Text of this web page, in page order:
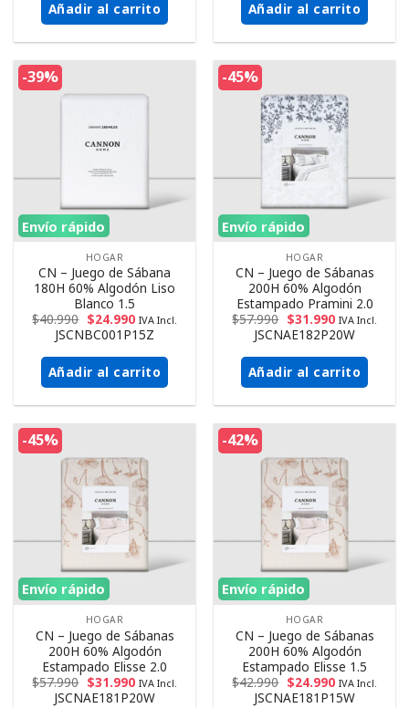
Añadir al carrito Añadir al carrito
-39%
Envío rápido
HOGAR
CN – Juego de Sábana
180H 60% Algodón Liso
Blanco 1.5
$40.990 $24.990 IVA Incl.
JSCNBC001P15Z
Añadir al carrito
-45%
Envío rápido
HOGAR
CN – Juego de Sábanas
200H 60% Algodón
Estampado Pramini 2.0
$57.990 $31.990 IVA Incl.
JSCNAE182P20W
Añadir al carrito
-45%
Envío rápido
HOGAR
CN – Juego de Sábanas
200H 60% Algodón
Estampado Elisse 2.0
$57.990 $31.990 IVA Incl.
JSCNAE181P20W
-42%
Envío rápido
HOGAR
CN – Juego de Sábanas
200H 60% Algodón
Estampado Elisse 1.5
$42.990 $24.990 IVA Incl.
JSCNAE181P15W